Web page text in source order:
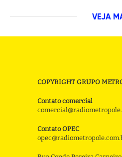
VEJA
COPYRIGHT GRUPO
Contato comercial
Contato OPEC